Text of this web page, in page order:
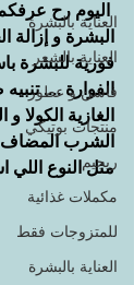
العناية بالبشرة
العناية بالشعر
فاشن و عطور
منتجات بوتيكي
ريجيم
مكملات غذائية
للمتزوجات فقط
العناية بالبشرة
اليوم رح
البشرة و إزالة
فورية للبشرة
الفوارة ....
الغازية
الشرب المضاف
مثل النوع اللي